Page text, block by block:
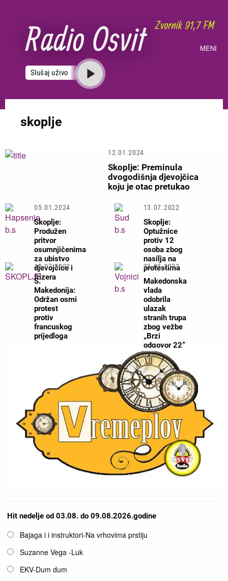
sadržaj
MENI
Slušaj uživo
skoplje
12.01.2024
Skoplje: Preminula
dvogodišnja djevojčica
koju je otac pretukao
05.01.2024
Skoplje:
Produžen
pritvor
osumnjičenima
za ubistvo
djevojčice i
frizera
13.07.2022
Skoplje:
Optužnice
protiv 12
osoba zbog
nasilja na
protestima
12.07.2022
S.
Makedonija:
Održan osmi
protest
protiv
francuskog
prijedloga
23.03.2022
Makedonska
vlada
odobrila
ulazak
stranih trupa
zbog vežbe
„Brzi
odgovor 22“
Hit nedelje od 03.08. do 09.08.2026.godine
OpcijeBajaga i i instruktori-Na vrhovima prstiju
Suzanne Vega -Luk
EKV-Dum dum